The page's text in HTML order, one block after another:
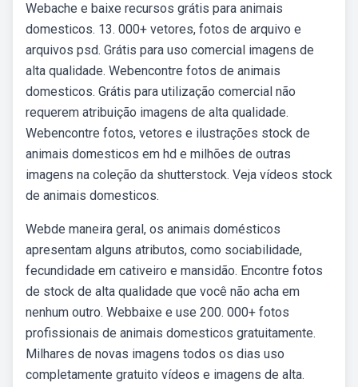
Webache e baixe recursos grátis para animais
domesticos. 13. 000+ vetores, fotos de arquivo e
arquivos psd. Grátis para uso comercial imagens de
alta qualidade. Webencontre fotos de animais
domesticos. Grátis para utilização comercial não
requerem atribuição imagens de alta qualidade.
Webencontre fotos, vetores e ilustrações stock de
animais domesticos em hd e milhões de outras
imagens na coleção da shutterstock. Veja vídeos stock
de animais domesticos.
Webde maneira geral, os animais domésticos
apresentam alguns atributos, como sociabilidade,
fecundidade em cativeiro e mansidão. Encontre fotos
de stock de alta qualidade que você não acha em
nenhum outro. Webbaixe e use 200. 000+ fotos
profissionais de animais domesticos gratuitamente.
Milhares de novas imagens todos os dias uso
completamente gratuito vídeos e imagens de alta.